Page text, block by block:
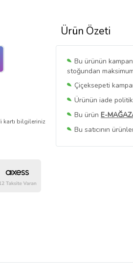
Ürün Özeti
Bu ürünün
stoğundan
Çiçeksepeti
Ürünün iade
Bu ürün E-
Bu satıcının
Bu SatıcınınTüm
kartı bilgileriniz